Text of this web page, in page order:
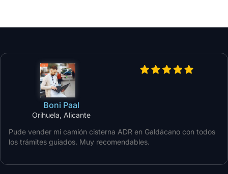
Boni Paal
Orihuela, Alicante
Pude vender mi camión cisterna ADR en Galdácano con todos
los trámites guiados. Muy recomendables.